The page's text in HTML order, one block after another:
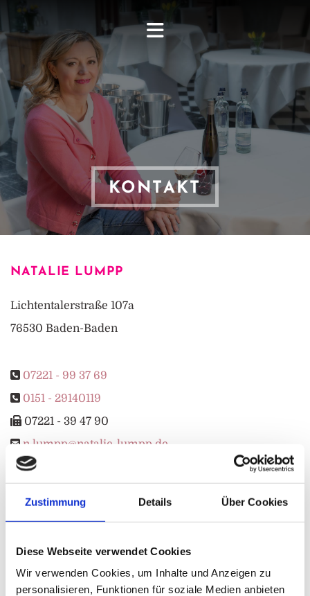
Zustimmung Details Über Cookies
Diese Webseite verwendet Cookies
Wir verwenden Cookies, um Inhalte und Anzeigen zu
personalisieren, Funktionen für soziale Medien anbieten
KONTAKT
NATALIE LUMPP
Lich­ten­ta­ler­stra­ße 107a
76530 Ba­den-Ba­den
 07221 - 99 37 69
 0151 - 29140119
 07221 - 39 47 90
 n.​lumpp@​natalie-​lumpp.​de
S chrei­ben Sie mir eine Nach­richt. Ich freue
ler­nen.